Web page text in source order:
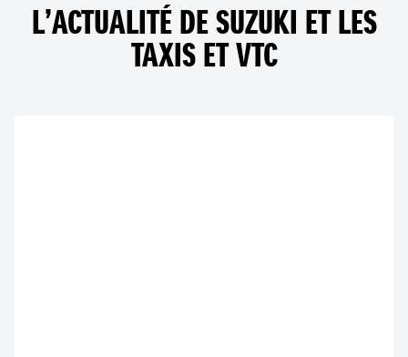
L’ACTUALITÉ DE SUZUKI ET LES
TAXIS ET VTC